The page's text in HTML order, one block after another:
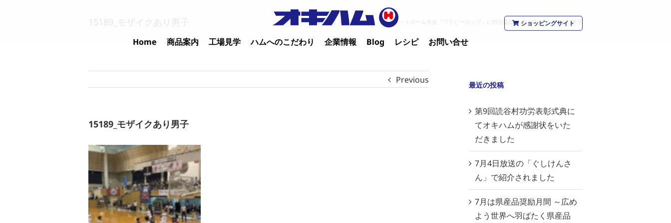
ショッピングサイト
Home 商品案内 工場見学 ハムへのこだわり 企業情報 Blog レシピ お問い合せ
15189_モザイクあり男子 Home / 【企業情報】沖縄県小学生ミニバスケットボール大会『ワラビーカップ』に特別協賛 / 15189_モザイクあり男子
Previous
15189_モザイクあり男子
最近の投稿
第9回読谷村功労表彰式典に
てオキハムが感謝状をいた
だきました
7月4日放送の「ぐしけんさ
ん」で紹介されました
7月は県産品奨励月間 ～広め
よう世界へ羽ばたく県産品